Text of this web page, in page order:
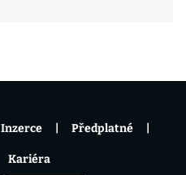
Inzerce Předplatné
Kariéra